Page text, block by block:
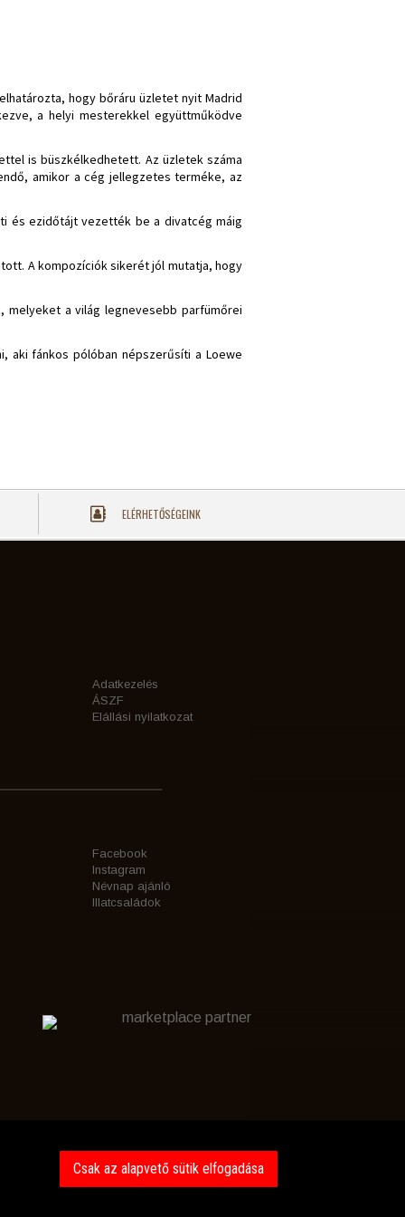
hogy bőráru üzletet nyit Madrid
a helyi mesterekkel együttműködve
is büszkélkedhetett. Az üzletek száma
amikor a cég jellegzetes terméke, az
és ezidőtájt vezették be a divatcég máig
A kompozíciók sikerét jól mutatja, hogy
a világ legnevesebb parfümőrei
aki fánkos pólóban népszerűsíti a Loewe
ELÉRHETŐSÉGEINK
Adatkezelés
ÁSZF
Elállási nyilatkozat
Facebook
Instagram
Névnap ajánló
Illatcsaládok
marketplace partner
Csak az alapvető sütik elfogadása